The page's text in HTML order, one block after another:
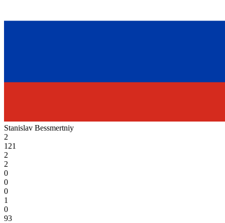
Stanislav Bessmertniy
2
121
2
2
0
0
0
1
0
93